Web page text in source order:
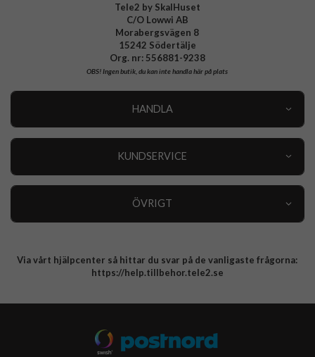
Tele2 by SkalHuset
C/O Lowwi AB
Morabergsvägen 8
15242 Södertälje
Org. nr: 556881-9238
OBS!Ingen butik, du kan inte handla här på plats
HANDLA
KUNDSERVICE
ÖVRIGT
Integritetspolicy
Via vårt hjälpcenter så hittar du svar på de vanligaste frågorna:
https://help.tillbehor.tele2.se